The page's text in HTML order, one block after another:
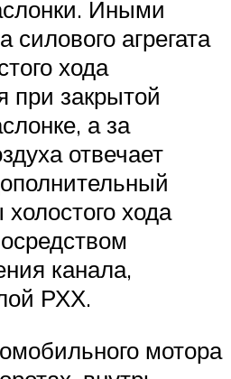
Иными
силового агрегата
хода
при закрытой
а за
отвечает
хода
канала,
РХХ.
мотора